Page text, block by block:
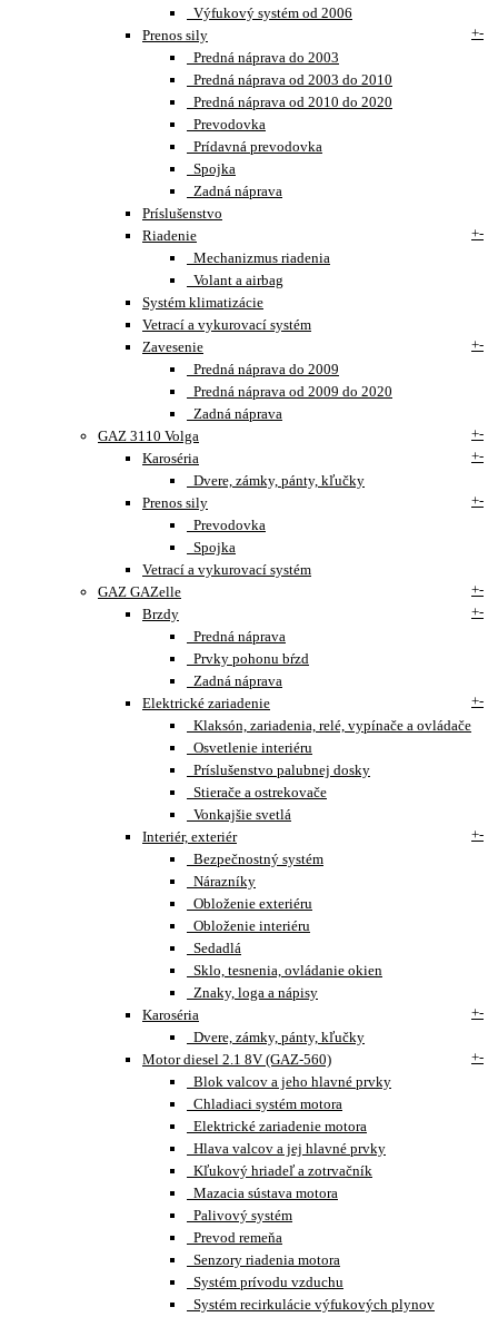
Výfukový systém od 2006
Prenos sily
+-
Predná náprava do 2003
Predná náprava od 2003 do 2010
Predná náprava od 2010 do 2020
Prevodovka
Prídavná prevodovka
Spojka
Zadná náprava
Príslušenstvo
Riadenie
+-
Mechanizmus riadenia
Volant a airbag
Systém klimatizácie
Vetrací a vykurovací systém
Zavesenie
+-
Predná náprava do 2009
Predná náprava od 2009 do 2020
Zadná náprava
GAZ 3110 Volga
+-
Karoséria
+-
Dvere, zámky, pánty, kľučky
Prenos sily
+-
Prevodovka
Spojka
Vetrací a vykurovací systém
GAZ GAZelle
+-
Brzdy
+-
Predná náprava
Prvky pohonu bŕzd
Zadná náprava
Elektrické zariadenie
+-
Klaksón, zariadenia, relé, vypínače a ovládače
Osvetlenie interiéru
Príslušenstvo palubnej dosky
Stierače a ostrekovače
Vonkajšie svetlá
Interiér, exteriér
+-
Bezpečnostný systém
Nárazníky
Obloženie exteriéru
Obloženie interiéru
Sedadlá
Sklo, tesnenia, ovládanie okien
Znaky, loga a nápisy
Karoséria
+-
Dvere, zámky, pánty, kľučky
Motor diesel 2.1 8V (GAZ-560)
+-
Blok valcov a jeho hlavné prvky
Chladiaci systém motora
Elektrické zariadenie motora
Hlava valcov a jej hlavné prvky
Kľukový hriadeľ a zotrvačník
Mazacia sústava motora
Palivový systém
Prevod remeňa
Senzory riadenia motora
Systém prívodu vzduchu
Systém recirkulácie výfukových plynov